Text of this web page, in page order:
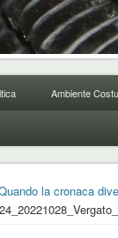
Ambiente
la cronaca